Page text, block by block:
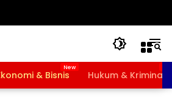
& Bisnis Hukum & Kriminal